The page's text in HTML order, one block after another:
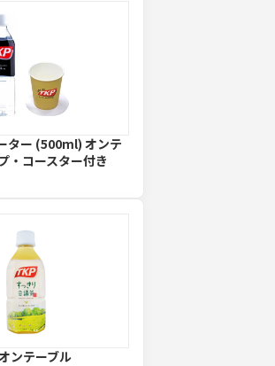
ター (500ml) オンテ
・コースター付き
ンテーブル